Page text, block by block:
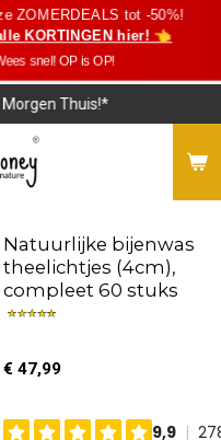
ZOMERDEALS tot -50%!
KORTINGEN hier! 👈
snel! OP is OP!
Morgen Thuis!*
Natuurlijke bijenwas
theelichtjes (4cm),
compleet 60 stuks
€ 47,99